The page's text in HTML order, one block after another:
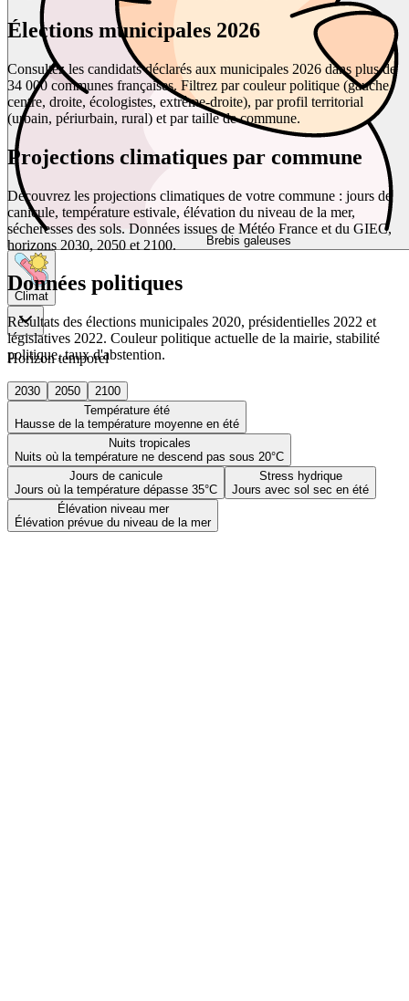
Brebis galeuses
Climat
Horizon temporel
2030 2050
2100
Température été
Hausse de la température moyenne en été
Nuits tropicales
Nuits où la température ne descend pas sous 20°C
Jours de canicule
Jours où la température dépasse 35°C
Stress hydrique
Jours avec sol sec en été
Élévation niveau mer
Élévation prévue du niveau de la mer
Élections municipales 2026
Consultez les candidats déclarés aux municipales 2026 dans plus de
34 000 communes françaises. Filtrez par couleur politique (gauche,
centre, droite, écologistes, extrême-droite), par profil territorial
(urbain, périurbain, rural) et par taille de commune.
Projections climatiques par commune
Découvrez les projections climatiques de votre commune : jours de
canicule, température estivale, élévation du niveau de la mer,
sécheresses des sols. Données issues de Météo France et du GIEC,
horizons 2030, 2050 et 2100.
Données politiques
Résultats des élections municipales 2020, présidentielles 2022 et
législatives 2022. Couleur politique actuelle de la mairie, stabilité
politique, taux d'abstention.